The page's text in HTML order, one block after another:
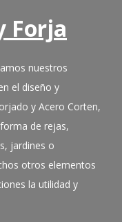
Forja
nuestros
el diseño y
y Acero Corten,
de rejas,
jardines o
otros elementos
la utilidad y